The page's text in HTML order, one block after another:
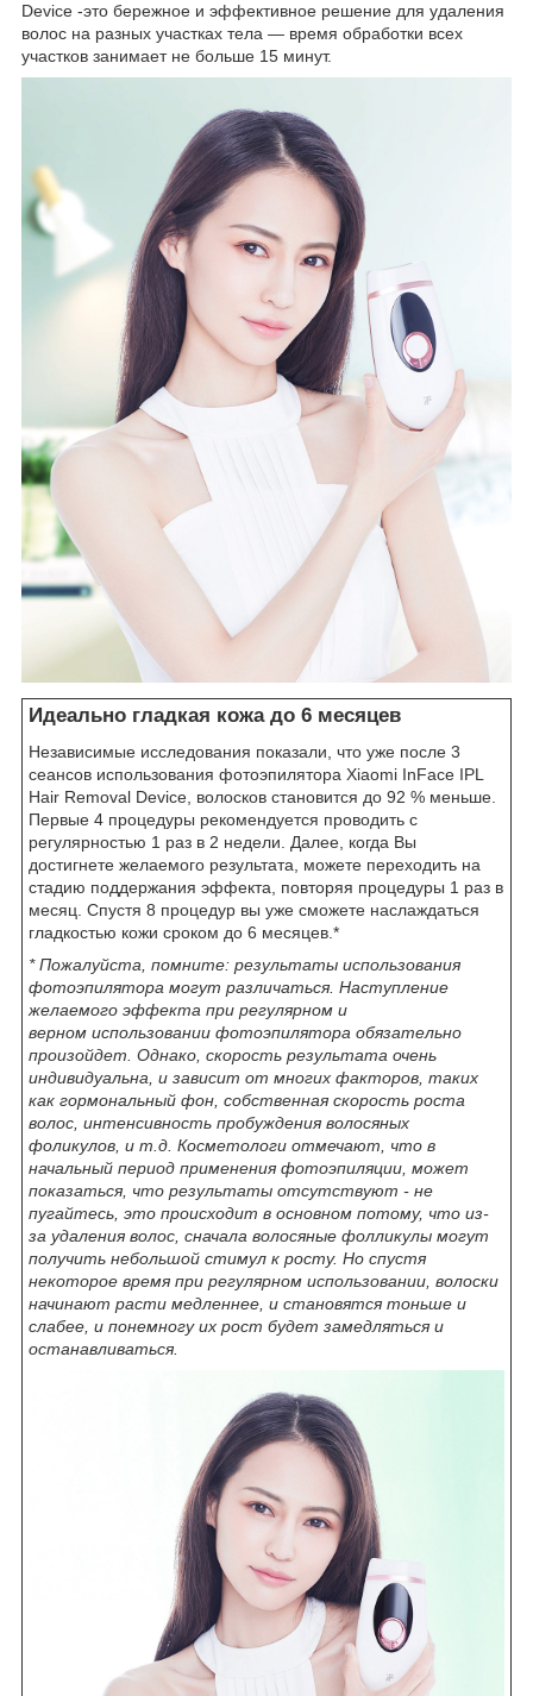
Device -это бережное и эффективное решение для удаления
волос на разных участках тела — время обработки всех
участков занимает не больше 15 минут.
Идеально гладкая кожа до 6 месяцев
Независимые исследования показали, что уже после 3
сеансов использования фотоэпилятора Xiaomi InFace IPL
Hair Removal Device, волосков становится до 92 % меньше.
Первые 4 процедуры рекомендуется проводить с
регулярностью 1 раз в 2 недели. Далее, когда Вы
достигнете желаемого результата, можете переходить на
стадию поддержания эффекта, повторяя процедуры 1 раз в
месяц. Спустя 8 процедур вы уже сможете наслаждаться
гладкостью кожи сроком до 6 месяцев.*
* Пожалуйста, помните: результаты использования
фотоэпилятора могут различаться. Наступление
желаемого эффекта при регулярном и
верном использовании фотоэпилятора обязательно
произойдет. Однако, скорость результата очень
индивидуальна, и зависит от многих факторов, таких
как гормональный фон, собственная скорость роста
волос, интенсивность пробуждения волосяных
фоликулов, и т.д. Косметологи отмечают, что в
начальный период применения фотоэпиляции, может
показаться, что результаты отсутствуют - не
пугайтесь, это происходит в основном потому, что из-
за удаления волос, сначала волосяные фолликулы могут
получить небольшой стимул к росту. Но спустя
некоторое время при регулярном использовании, волоски
начинают расти медленнее, и становятся тоньше и
слабее, и понемногу их рост будет замедляться и
останавливаться.